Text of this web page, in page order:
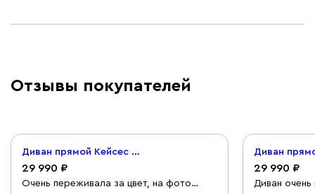
Отзывы покупателей
Диван прямой Кейсес 120 Велюр Терракотовый
29 990
Очень переживала за цвет, на фото
29 990
Диван очень